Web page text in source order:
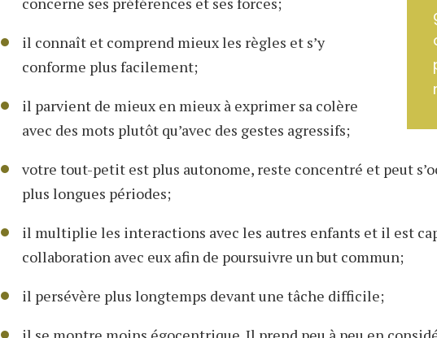
il connaît et comprend mieux les règles et s’y
conforme plus facilement;
il parvient de mieux en mieux à exprimer sa colère
avec des mots plutôt qu’avec des gestes agressifs;
votre tout-petit est plus autonome, reste concentré et peut
plus longues périodes;
il multiplie les interactions avec les autres enfants et il est
collaboration avec eux afin de poursuivre un but commun;
il persévère plus longtemps devant une tâche difficile;